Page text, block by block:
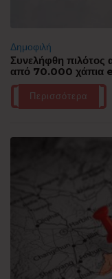
Δημοφιλή
Συνελήφθη πιλότος
από 70.000 χάπια
Περισσότερα